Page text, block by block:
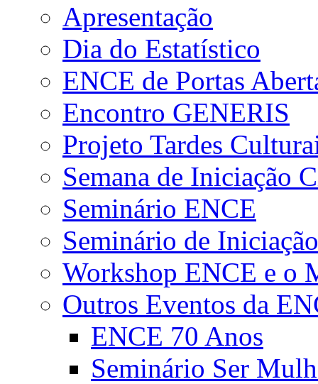
Apresentação
Dia do Estatístico
ENCE de Portas
Encontro GENERIS
Projeto Tardes
Semana de Iniciação
Seminário ENCE
Seminário de
Workshop ENCE e o
Outros Eventos da
ENCE 70 Anos
Seminário Ser